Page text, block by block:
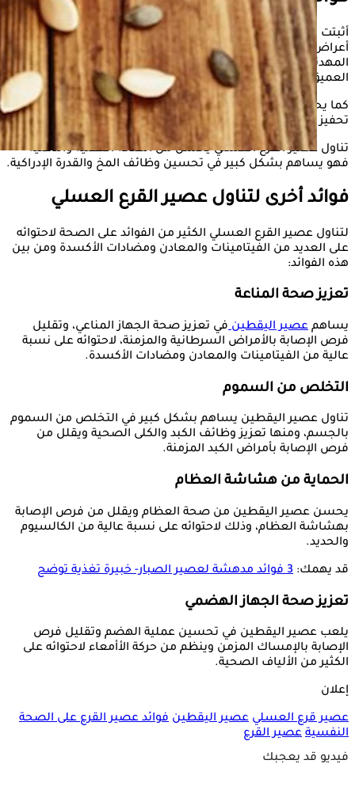
أثبتت الدراسات أن عصير القرع العسلي له دورًا كبير في تقليل
أعراض الأكتئاب وتخفيف التوتر والقلق، وذلك بفضل خصائصه
المهدئة، ويساهم أيضًا في الشعور بالإسترخاء ويساهم في النوم
العميق الصحي
كما يحسن تناول عصير القرع العسلي من الحالة المزاجية لدوره في
تحفيز إفراز هرمون السيروتونين المعروف بهرمون السعادة.
تناول عصير القرع العسلي يحسن من الصحة العقلية والذهنيه
فهو يساهم بشكل كبير في تحسين وظائف المخ والقدرة الإدراكية.
فوائد أخرى لتناول عصير القرع العسلي
لتناول عصير القرع العسلي الكثير من الفوائد على الصحة لاحتوائه
على العديد من الفيتامينات والمعادن ومضادات الأكسدة ومن بين
هذه الفوائد:
تعزيز صحة المناعة
يساهم عصير اليقطينفي تعزيز صحة الجهاز المناعي، وتقليل
فرص الإصابة بالأمراض السرطانية والمزمنة، لاحتوائه على نسبة
عالية من الفيتامينات والمعادن ومضادات الأكسدة.
التخلص من السموم
تناول عصير اليقطين يساهم بشكل كبير في التخلص من السموم
بالجسم، ومنها تعزيز وظائف الكبد والكلى الصحية ويقلل من
فرص الإصابة بأمراض الكبد المزمنة.
الحماية من هشاشة العظام
يحسن عصير اليقطين من صحة العظام ويقلل من فرص الإصابة
بهشاشة العظام، وذلك لاحتوائه على نسبة عالية من الكالسيوم
والحديد.
قد يهمك: 3 فوائد مدهشة لعصير الصبار- خبيرة تغذية توضح
تعزيز صحة الجهاز الهضمي
يلعب عصير اليقطين في تحسين عملية الهضم وتقليل فرص
الإصابة بالإمساك المزمن وينظم من حركة الأأمعاء لاحتوائه على
الكثير من الألياف الصحية.
إعلان
عصير قرع العسلي عصير اليقطين فوائد عصير القرع على الصحة
النفسية عصير القرع
فيديو قد يعجبك